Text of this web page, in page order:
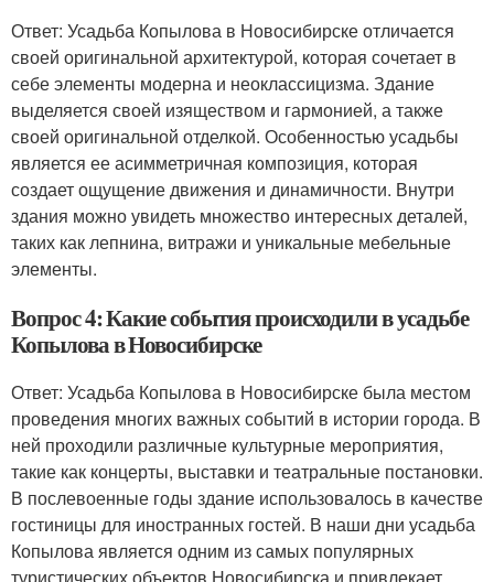
Ответ: Усадьба Копылова в Новосибирске отличается
своей оригинальной архитектурой, которая сочетает в
себе элементы модерна и неоклассицизма. Здание
выделяется своей изяществом и гармонией, а также
своей оригинальной отделкой. Особенностью усадьбы
является ее асимметричная композиция, которая
создает ощущение движения и динамичности. Внутри
здания можно увидеть множество интересных деталей,
таких как лепнина, витражи и уникальные мебельные
элементы.
Вопрос 4: Какие события происходили в усадьбе
Копылова в Новосибирске
Ответ: Усадьба Копылова в Новосибирске была местом
проведения многих важных событий в истории города. В
ней проходили различные культурные мероприятия,
такие как концерты, выставки и театральные постановки.
В послевоенные годы здание использовалось в качестве
гостиницы для иностранных гостей. В наши дни усадьба
Копылова является одним из самых популярных